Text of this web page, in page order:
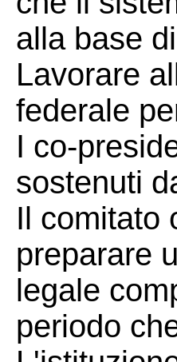
alla base
Lavorare
federale
I co-
sostenuti
Il comitato
preparare
legale
periodo